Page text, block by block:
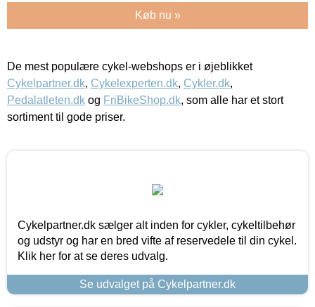
Køb nu »
De mest populære cykel-webshops er i øjeblikket
Cykelpartner.dk, Cykelexperten.dk, Cykler.dk,
Pedalatleten.dk og FriBikeShop.dk, som alle har et stort
sortiment til gode priser.
Cykelpartner.dk sælger alt inden for cykler, cykeltilbehør
og udstyr og har en bred vifte af reservedele til din cykel.
Klik her for at se deres udvalg.
Se udvalget på Cykelpartner.dk